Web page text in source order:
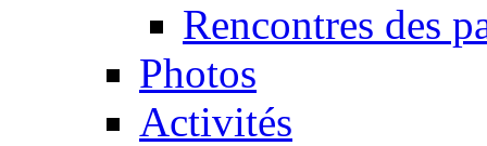
Rencontres des
Photos
Activités